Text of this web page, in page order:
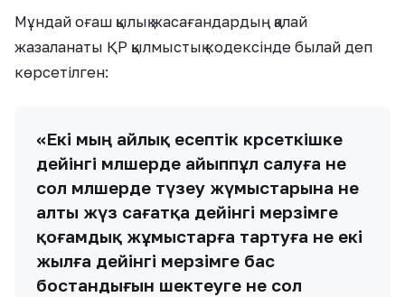
Мұндай оғаш қылық жасағандардың қалай
жазаланаты ҚР қылмыстық кодексінде былай деп
көрсетілген:
«Екі мың айлық есептiк көрсеткiшке
дейiнгi мөлшерде айыппұл салуға не
сол мөлшерде түзеу жүмыстарына не
алты жүз сағатқа дейінгі мерзімге
қоғамдық жұмыстарға тартуға не екі
жылға дейінгі мерзімге бас
бостандығын шектеуге не сол